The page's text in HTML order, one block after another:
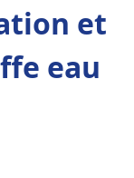
et
eau